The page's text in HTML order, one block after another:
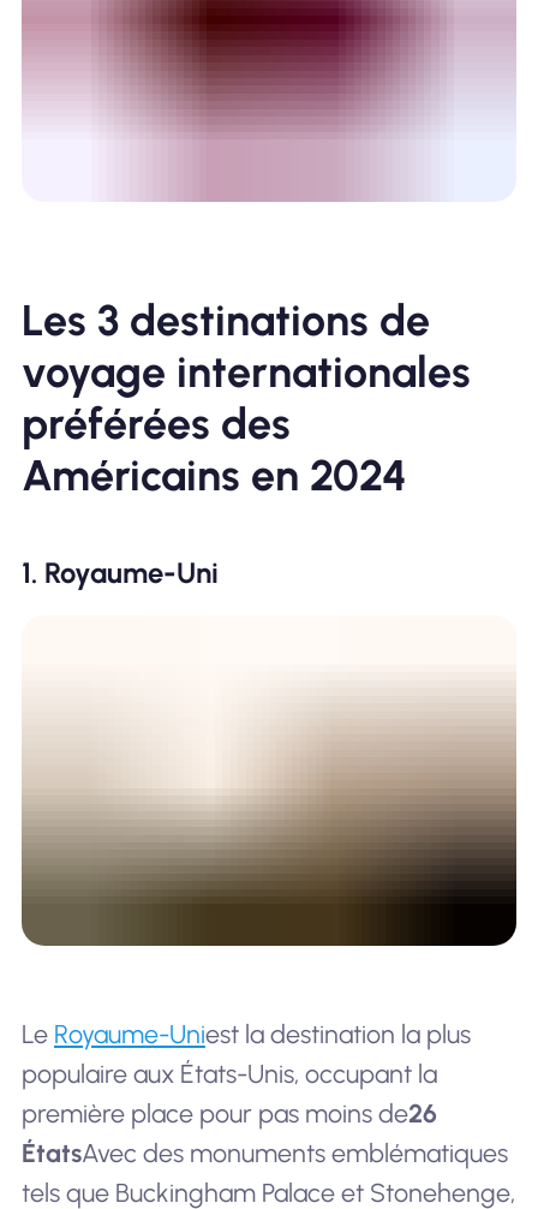
Les 3 destinations de
voyage internationales
préférées des
Américains en 2024
1. Royaume-Uni
Le Royaume-Uniest la destination la plus
populaire aux États-Unis, occupant la
première place pour pas moins de26
ÉtatsAvec des monuments emblématiques
tels que Buckingham Palace et Stonehenge,